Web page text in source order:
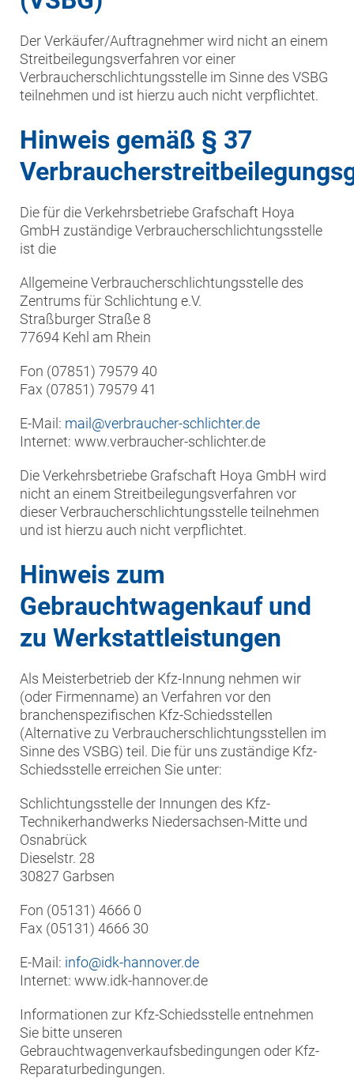
Der Verkäufer/Auftragnehmer wird nicht an einem
Streitbeilegungsverfahren vor einer
Verbraucherschlichtungsstelle im Sinne des VSBG
teilnehmen und ist hierzu auch nicht verpflichtet.
Hinweis gemäß § 37
Die für die Verkehrsbetriebe Grafschaft Hoya
GmbH zuständige Verbraucherschlichtungsstelle
ist die
Allgemeine Verbraucherschlichtungsstelle des
Zentrums für Schlichtung e.V.
Straßburger Straße 8
77694 Kehl am Rhein
Fon (07851) 79579 40
Fax (07851) 79579 41
E-Mail: mail@verbraucher-schlichter.de
Internet: www.verbraucher-schlichter.de
Die Verkehrsbetriebe Grafschaft Hoya GmbH wird
nicht an einem Streitbeilegungsverfahren vor
dieser Verbraucherschlichtungsstelle teilnehmen
und ist hierzu auch nicht verpflichtet.
Hinweis zum
Gebrauchtwagenkauf und
zu Werkstattleistungen
Als Meisterbetrieb der Kfz-Innung nehmen wir
(oder Firmenname) an Verfahren vor den
branchenspezifischen Kfz-Schiedsstellen
(Alternative zu Verbraucherschlichtungsstellen im
Sinne des VSBG) teil. Die für uns zuständige Kfz-
Schiedsstelle erreichen Sie unter:
Schlichtungsstelle der Innungen des Kfz-
Technikerhandwerks Niedersachsen-Mitte und
Osnabrück
Dieselstr. 28
30827 Garbsen
Fon (05131) 4666 0
Fax (05131) 4666 30
E-Mail: info@idk-hannover.de
Internet: www.idk-hannover.de
Informationen zur Kfz-Schiedsstelle entnehmen
Sie bitte unseren
Gebrauchtwagenverkaufsbedingungen oder Kfz-
Reparaturbedingungen.